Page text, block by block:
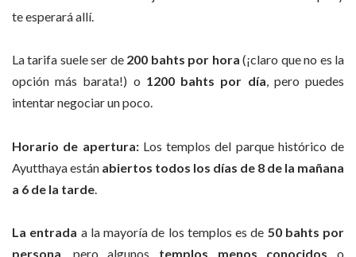
te esperará allí.
La tarifa suele ser de 200 bahts por hora (¡claro que no es la
opción más barata!) o 1200 bahts por día, pero puedes
intentar negociar un poco.
Horario de apertura:Los templos del parque histórico de
Ayutthaya están abiertos todos los días de 8 de la mañana
a 6 de la tarde
La entrada a la mayoría de los templos es de 50 bahts por
persona, pero algunos templos menos conocidos o